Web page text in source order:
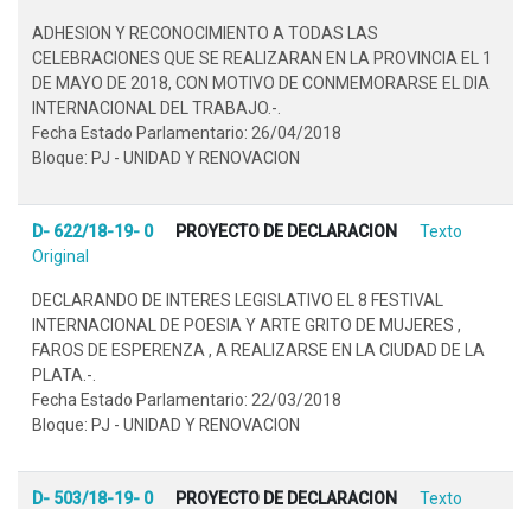
ADHESION Y RECONOCIMIENTO A TODAS LAS
CELEBRACIONES QUE SE REALIZARAN EN LA PROVINCIA EL 1
DE MAYO DE 2018, CON MOTIVO DE CONMEMORARSE EL DIA
INTERNACIONAL DEL TRABAJO.-.
Fecha Estado Parlamentario: 26/04/2018
Bloque: PJ - UNIDAD Y RENOVACION
D- 622/18-19- 0 PROYECTO DE DECLARACION
Texto
Original
DECLARANDO DE INTERES LEGISLATIVO EL 8 FESTIVAL
INTERNACIONAL DE POESIA Y ARTE GRITO DE MUJERES ,
FAROS DE ESPERENZA , A REALIZARSE EN LA CIUDAD DE LA
PLATA.-.
Fecha Estado Parlamentario: 22/03/2018
Bloque: PJ - UNIDAD Y RENOVACION
D- 503/18-19- 0 PROYECTO DE DECLARACION
Texto